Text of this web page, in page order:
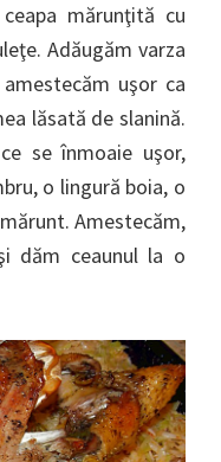
mărunţită cu
Adăugăm varza
uşor ca
lăsată de slanină.
se înmoaie uşor,
o lingură boia, o
Amestecăm,
dăm ceaunul la o